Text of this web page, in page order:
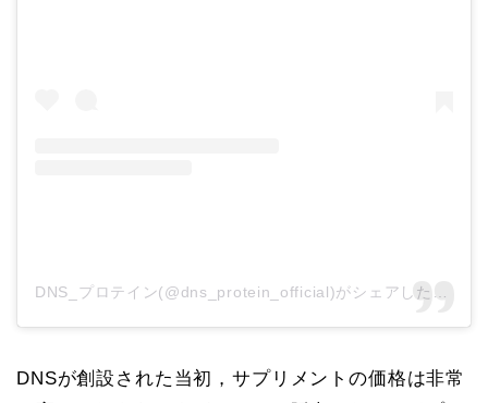
DNSが創設された当初，サプリメントの価格は非常